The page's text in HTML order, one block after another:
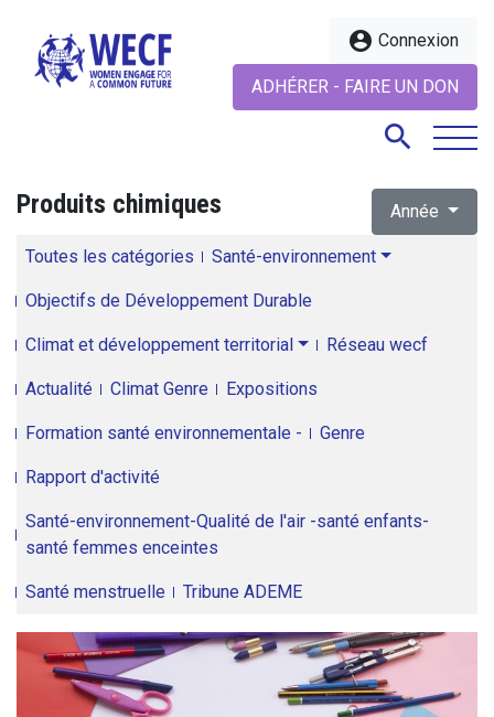
account_circle Connexion
ADHÉRER - FAIRE UN DON
search
Produits chimiques Année
Toutes les catégories Santé-environnement
Objectifs de Développement Durable
Climat et développement territorial Réseau wecf
Actualité Climat Genre Expositions
Formation santé environnementale - Genre
Rapport d'activité
Santé-environnement-Qualité de l'air -santé enfants-
santé femmes enceintes
Santé menstruelle Tribune ADEME